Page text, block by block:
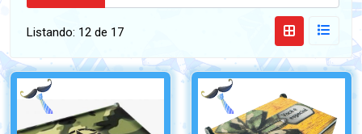
Listando: 12 de 17